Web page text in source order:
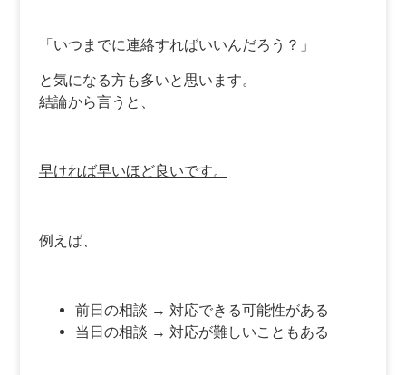
「いつまでに連絡すればいいんだろう？」
と気になる方も多いと思います。
結論から言うと、
早ければ早いほど良いです。
例えば、
前日の相談 → 対応できる可能性がある
当日の相談 → 対応が難しいこともある